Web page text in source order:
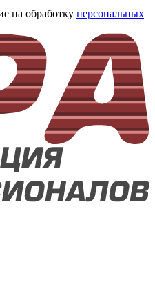
на обработку персональных